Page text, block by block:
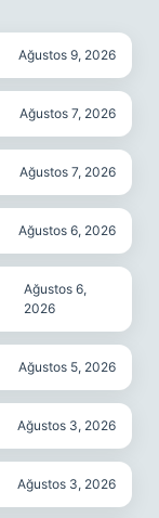
Ağustos 9, 2026
Ağustos 7, 2026
Ağustos 7, 2026
Ağustos 6, 2026
Ağustos 6,
2026
Ağustos 5, 2026
Ağustos 3, 2026
Ağustos 3, 2026